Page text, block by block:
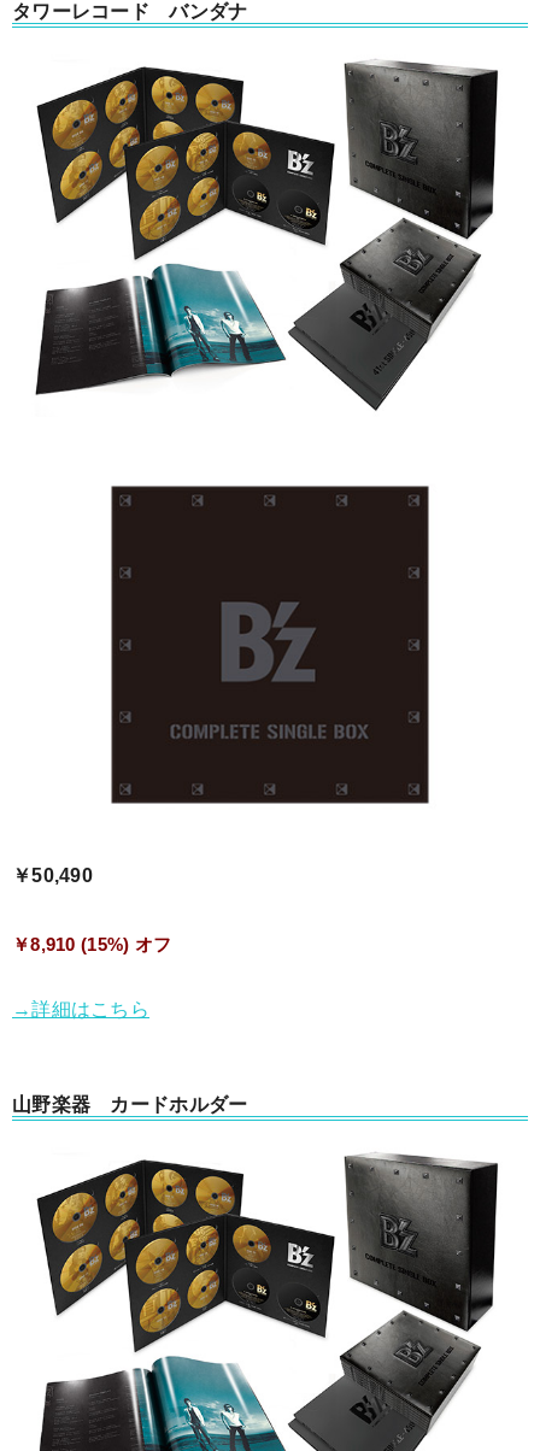
タワーレコード バンダナ
￥50,490
￥8,910 (15%) オフ
→詳細はこちら
山野楽器 カードホルダー